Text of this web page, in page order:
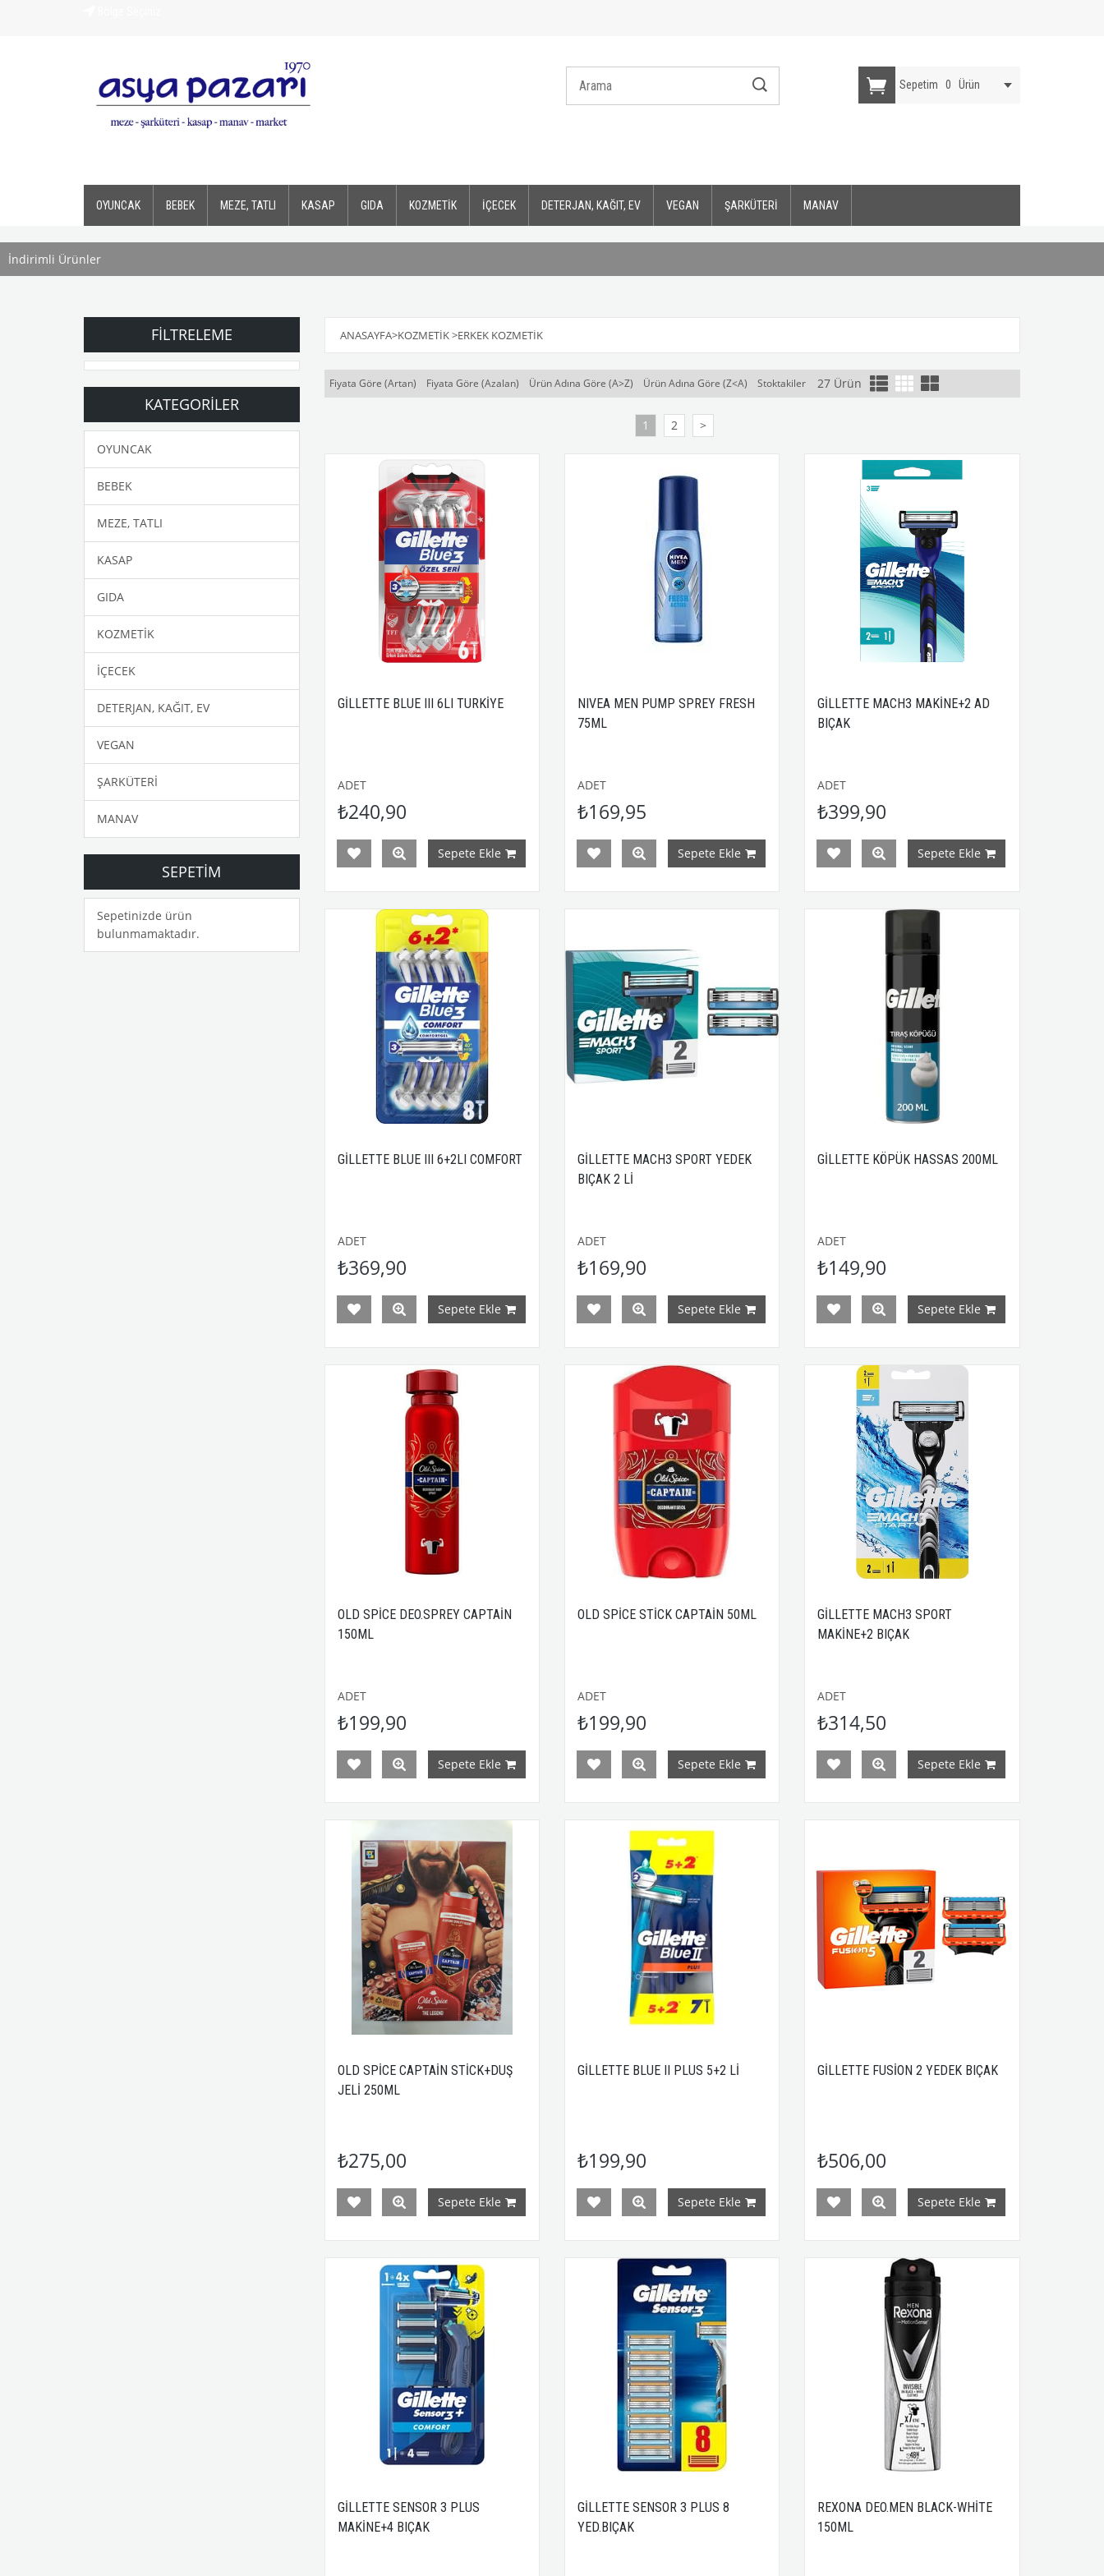
Sepetim 0 Ürün
OYUNCAK BEBEK MEZE, TATLI KASAP GIDA KOZMETİK İÇECEK DETERJAN, KAĞIT, EV VEGAN ŞARKÜTERİ MANAV
İndirimli Ürünler
FILTRELEME
KATEGORİLER
OYUNCAK
BEBEK
MEZE, TATLI
KASAP
GIDA
KOZMETİK
İÇECEK
DETERJAN, KAĞIT, EV
VEGAN
ŞARKÜTERİ
MANAV
SEPETIM
Sepetinizde ürün
bulunmamaktadır.
ANASAYFA>KOZMETİK>ERKEK KOZMETİK
Fiyata Göre (Artan) Fiyata Göre (Azalan) Ürün Adına Göre (A>Z) Ürün Adına Göre (Z<A) Stoktakiler 27 Ürün
1 2 >
GİLLETTE BLUE III 6LI TURKİYE
ADET
₺240,90
Sepete Ekle
NIVEA MEN PUMP SPREY FRESH
75ML
ADET
₺169,95
Sepete Ekle
GİLLETTE MACH3 MAKİNE+2 AD
BIÇAK
ADET
₺399,90
Sepete Ekle
GİLLETTE BLUE III 6+2LI COMFORT
ADET
₺369,90
Sepete Ekle
GİLLETTE MACH3 SPORT YEDEK
BIÇAK 2 Lİ
ADET
₺169,90
Sepete Ekle
GİLLETTE KÖPÜK HASSAS 200ML
ADET
₺149,90
Sepete Ekle
OLD SPİCE DEO.SPREY CAPTAİN
150ML
ADET
₺199,90
Sepete Ekle
OLD SPİCE STİCK CAPTAİN 50ML
ADET
₺199,90
Sepete Ekle
GİLLETTE MACH3 SPORT
MAKİNE+2 BIÇAK
ADET
₺314,50
Sepete Ekle
OLD SPİCE CAPTAİN STİCK+DUŞ
JELİ 250ML
₺275,00
Sepete Ekle
GİLLETTE BLUE II PLUS 5+2 Lİ
₺199,90
Sepete Ekle
GİLLETTE FUSİON 2 YEDEK BIÇAK
₺506,00
Sepete Ekle
GİLLETTE SENSOR 3 PLUS
MAKİNE+4 BIÇAK
GİLLETTE SENSOR 3 PLUS 8
YED.BIÇAK
REXONA DEO.MEN BLACK-WHİTE
150ML